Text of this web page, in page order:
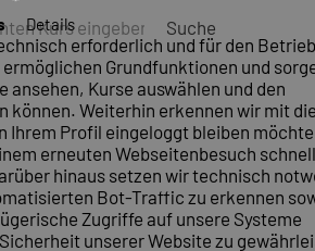
Suche
Details
erforderlich und für den
Grundfunktionen und
ansehen, Kurse auswählen und den
können. Weiterhin erkennen wir mit
Ihrem Profil eingeloggt bleiben
erneuten Webseitenbesuch
hinaus setzen wir technisch
Bot-Traffic zu erkennen
Zugriffe auf unsere Systeme
unserer Website zu